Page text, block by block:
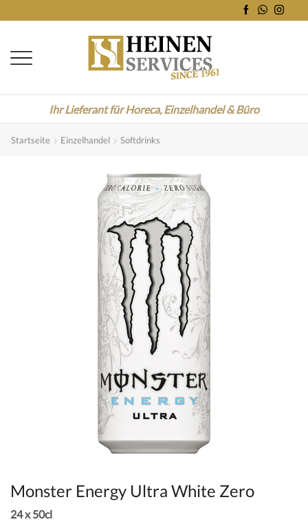
Ihr Lieferant für Horeca, Einzelhandel & Büro
Startseite Einzelhandel Softdrinks
Monster Energy Ultra White Zero
24 x 50cl